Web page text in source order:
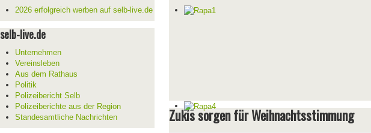
2026 erfolgreich werben auf selb-live.de
selb-live.de
Unternehmen
Vereinsleben
Aus dem Rathaus
Politik
Polizeibericht Selb
Polizeiberichte aus der Region
Standesamtliche Nachrichten
Zukis sorgen für Weihnachtsstimmung